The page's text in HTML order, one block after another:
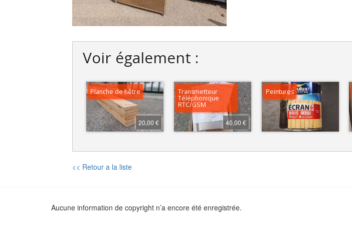
Voir également :
Planche de hêtre
20,00 €
Transmetteur
Téléphonique
RTC/GSM
40,00 €
Peintures
<< Retour a la liste
Aucune information de copyright n’a encore été enregistrée.